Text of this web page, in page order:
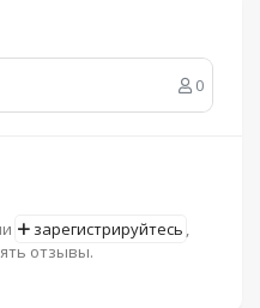
0
зарегистрируйтесь ,
отзывы.